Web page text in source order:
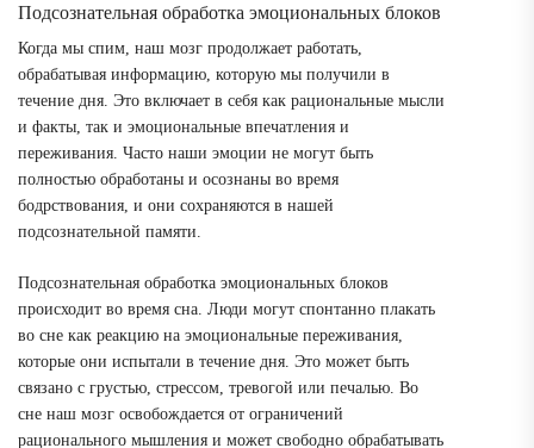
Подсознательная обработка эмоциональных блоков
Когда мы спим, наш мозг продолжает работать,
обрабатывая информацию, которую мы получили в
течение дня. Это включает в себя как рациональные мысли
и факты, так и эмоциональные впечатления и
переживания. Часто наши эмоции не могут быть
полностью обработаны и осознаны во время
бодрствования, и они сохраняются в нашей
подсознательной памяти.
Подсознательная обработка эмоциональных блоков
происходит во время сна. Люди могут спонтанно плакать
во сне как реакцию на эмоциональные переживания,
которые они испытали в течение дня. Это может быть
связано с грустью, стрессом, тревогой или печалью. Во
сне наш мозг освобождается от ограничений
рационального мышления и может свободно обрабатывать